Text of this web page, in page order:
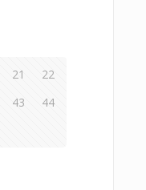
21
22
43
44